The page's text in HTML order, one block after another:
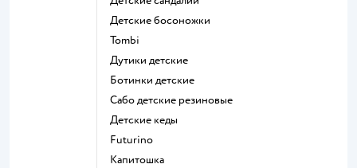
Детские босоножки
Tombi
Дутики детские
Ботинки детские
Сабо детские резиновые
Детские кеды
Futurino
Капитошка